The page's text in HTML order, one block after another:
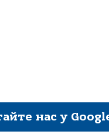
нас у